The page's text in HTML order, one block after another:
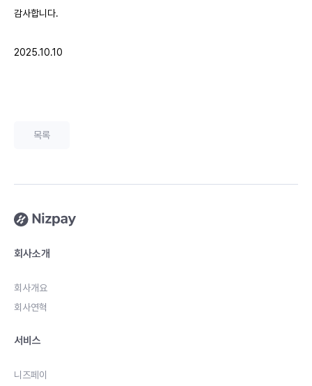
감사합니다.
2025.10.10
목록
회사소개
회사개요
회사연혁
서비스
니즈페이